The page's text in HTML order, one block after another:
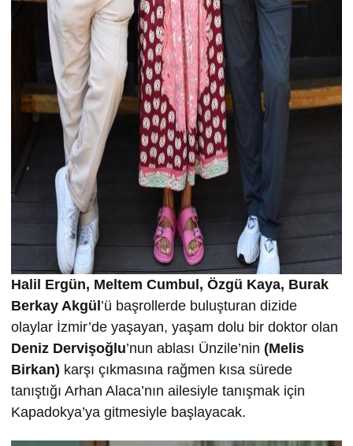
Halil Ergün, Meltem Cumbul, Özgü Kaya, Burak
Berkay Akgül ’ü başrollerde buluşturan dizide
olaylar İzmir’de yaşayan, yaşam dolu bir doktor olan
Deniz Dervişoğlu’nun ablası Ünzile’nin (Melis
Birkan) karşı çıkmasına rağmen kısa sürede
tanıştığı Arhan Alaca’nın ailesiyle tanışmak için
Kapadokya’ya gitmesiyle başlayacak.